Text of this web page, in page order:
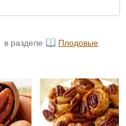
в разделе
Плодовые